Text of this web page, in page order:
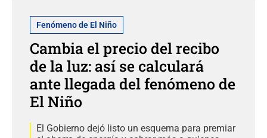
Fenómeno de El Niño
Cambia el precio del recibo
de la luz: así se calculará
ante llegada del fenómeno de
El Niño
El Gobierno dejó listo un esquema para premiar